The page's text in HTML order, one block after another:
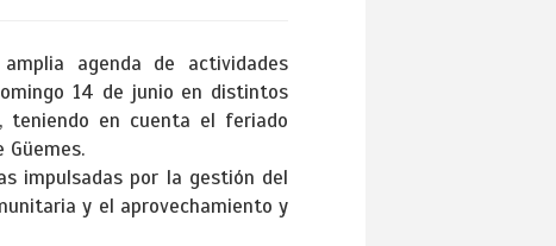
agenda de actividades
14 de junio en distintos
teniendo en cuenta el feriado
impulsadas por la gestión del
y el aprovechamiento y